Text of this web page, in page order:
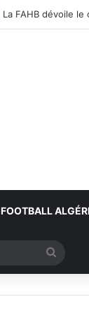
La FAHB dévoile le
FOOTBALL